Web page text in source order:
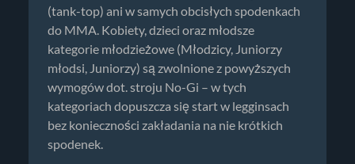
(tank-top) ani w samych obcisłych spodenkach
do MMA. Kobiety, dzieci oraz młodsze
kategorie młodzieżowe (Młodzicy, Juniorzy
młodsi, Juniorzy) są zwolnione z powyższych
wymogów dot. stroju No-Gi – w tych
kategoriach dopuszcza się start w legginsach
bez konieczności zakładania na nie krótkich
spodenek.